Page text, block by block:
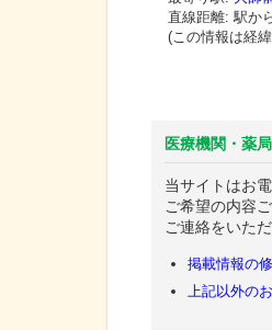
直線距離: 駅か
(この情報は経
医療機関・薬
当サイトはお
ご希望の内容
ご連絡をいた
掲載情報の
上記以外の